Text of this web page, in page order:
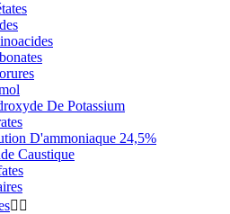
De Potassium
D'ammoniaque 24,5%
Caustique
 